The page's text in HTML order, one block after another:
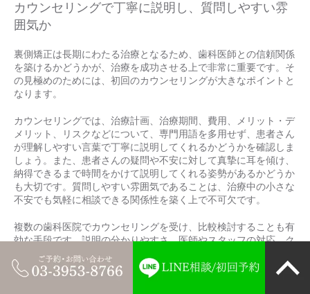
カウンセリングで丁寧に説明し、質問しやすい雰
囲気か
裏側矯正は長期にわたる治療となるため、歯科医師との信頼関係
を築けるかどうかが、治療を成功させる上で非常に重要です。そ
の見極めのためには、初回のカウンセリングが大きなポイントと
なります。
カウンセリングでは、治療計画、治療期間、費用、メリット・デ
メリット、リスクなどについて、専門用語を多用せず、患者さん
が理解しやすい言葉で丁寧に説明してくれるかどうかを確認しま
しょう。また、患者さんの疑問や不安に対して真摯に耳を傾け、
納得できるまで時間をかけて説明してくれる姿勢があるかどうか
も大切です。質問しやすい雰囲気であることは、治療中の小さな
不安でも気軽に相談できる関係性を築く上で不可欠です。
複数の歯科医院でカウンセリングを受け、比較検討することも有
効な手段です。説明の分かりやすさ、医師やスタッフの対応、ク
リニックの雰囲気などを総合的に判断し、ご自身が安心して治療
を任せられると感じる歯科医院を選びましょう。